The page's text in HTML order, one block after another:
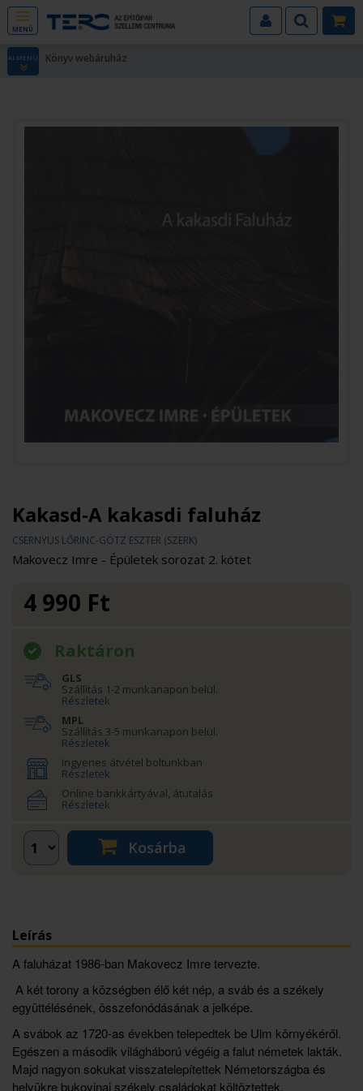
MENÜ
ALMENÜ Könyv webáruház
Kakasd-A kakasdi faluház
CSERNYUS LŐRINC-GÖTZ ESZTER (SZERK)
Makovecz Imre - Épületek sorozat 2. kötet
4 990 Ft
Raktáron
GLS
Szállítás 1-2 munkanapon belül.
Részletek
MPL
Szállítás 3-5 munkanapon belül.
Részletek
Ingyenes átvétel boltunkban
Részletek
Online bankkártyával, átutalás
Részletek
Kosárba
Leírás
A faluházat 1986-ban Makovecz Imre tervezte.
A két torony a községben élő két nép, a sváb és a székely
együttélésének, összefonódásának a jelképe.
A svábok az 1720-as években telepedtek be Ulm környékéről.
Egészen a második világháború végéig a falut németek lakták.
Majd nagyon sokukat visszatelepítettek Németországba és
helyükre bukovinai székely családokat költöztettek.